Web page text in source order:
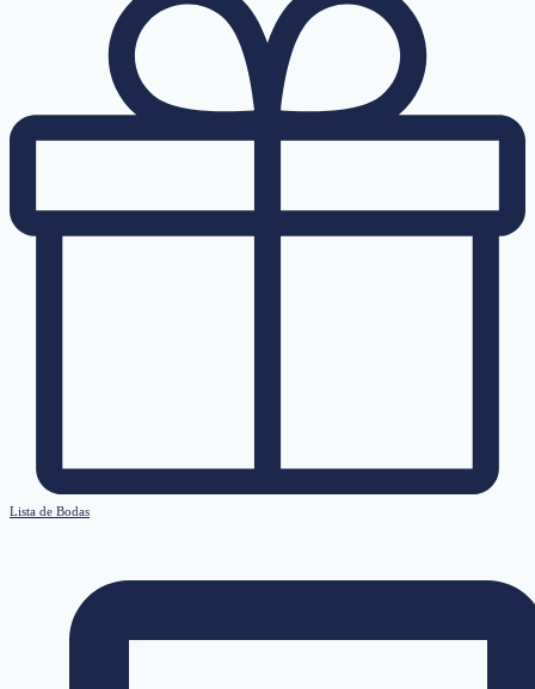
Lista de Bodas